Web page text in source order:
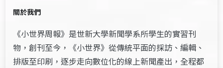
關於我們
《小世界周報》是世新大學新聞學系所學生的實習刊
物，創刊至今，《小世界》從傳統平面的採訪、編輯、
排版至印刷，逐步走向數位化的線上新聞產出，全程都